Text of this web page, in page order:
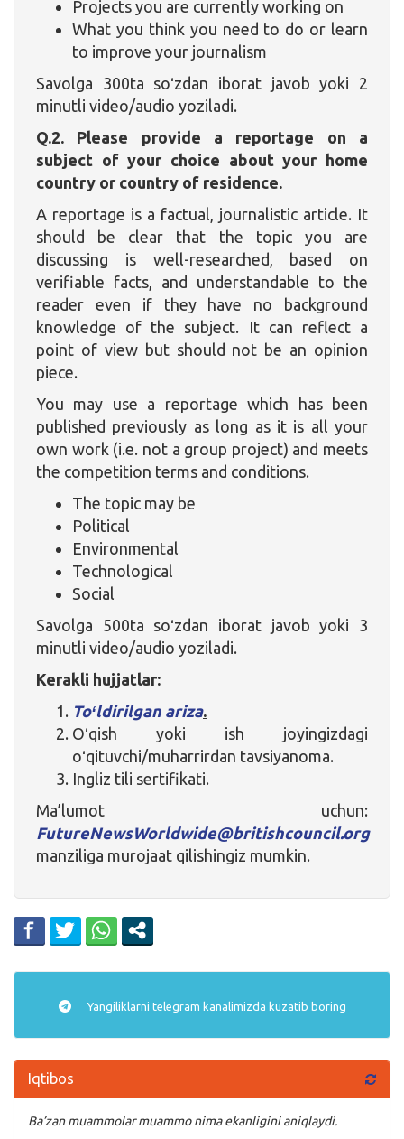
Projects you are currently working on
What you think you need to do or learn
to improve your journalism
Savolga 300ta soʻzdan iborat javob yoki 2
minutli video/audio yoziladi.
Q.2. Please provide a reportage on a
subject of your choice about your home
country or country of residence.
A reportage is a factual, journalistic article. It
should be clear that the topic you are
discussing is well-researched, based on
verifiable facts, and understandable to the
reader even if they have no background
knowledge of the subject. It can reflect a
point of view but should not be an opinion
piece.
You may use a reportage which has been
published previously as long as it is all your
own work (i.e. not a group project) and meets
the competition terms and conditions.
The topic may be
Political
Environmental
Technological
Social
Savolga 500ta soʻzdan iborat javob yoki 3
minutli video/audio yoziladi.
Kerakli hujjatlar:
Toʻldirilgan ariza.
Oʻqish yoki ish joyingizdagi
oʻqituvchi/muharrirdan tavsiyanoma.
Ingliz tili sertifikati.
Ma’lumot uchun:
FutureNewsWorldwide@britishcouncil.org
manziliga murojaat qilishingiz mumkin.
Yangiliklarni telegram kanalimizda kuzatib boring
Iqtibos
Ba’zan muammolar muammo nima ekanligini aniqlaydi.